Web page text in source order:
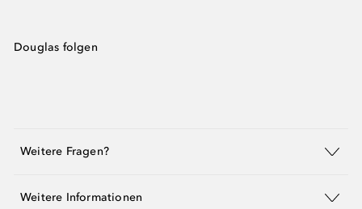
Douglas folgen
Weitere Fragen?
Weitere Informationen